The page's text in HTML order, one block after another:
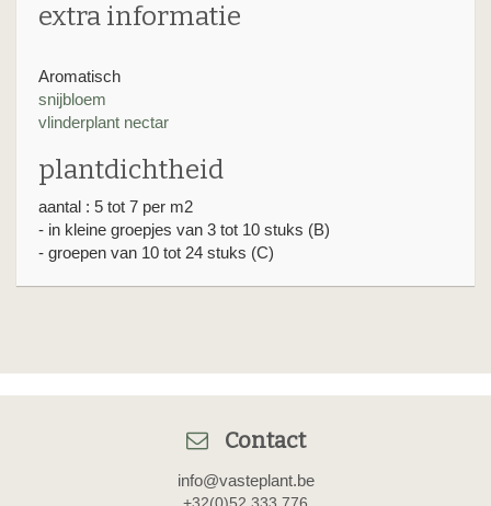
extra informatie
Aromatisch
snijbloem
vlinderplant nectar
plantdichtheid
aantal : 5 tot 7 per m2
- in kleine groepjes van 3 tot 10 stuks (B)
- groepen van 10 tot 24 stuks (C)
Contact
info@vasteplant.be